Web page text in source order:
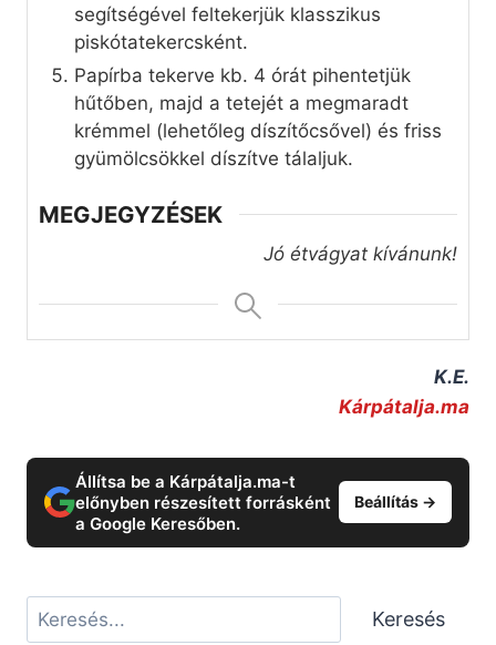
segítségével feltekerjük klasszikus
piskótatekercsként.
Papírba tekerve kb. 4 órát pihentetjük
hűtőben, majd a tetejét a megmaradt
krémmel (lehetőleg díszítőcsővel) és friss
gyümölcsökkel díszítve tálaljuk.
MEGJEGYZÉSEK
Jó étvágyat kívánunk!
K.E.
Kárpátalja.ma
Állítsa be a Kárpátalja.ma-t
előnyben részesített forrásként
a Google Keresőben.
Beállítás →
Keresés Keresés